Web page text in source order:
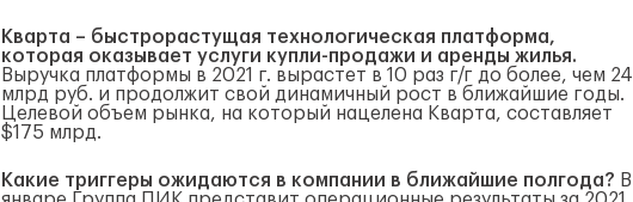
Кварта – быстрорастущая технологическая платформа,
которая оказывает услуги купли-продажи и аренды жилья.
Выручка платформы в 2021 г. вырастет в 10 раз г/г до более, чем 24
млрд руб. и продолжит свой динамичный рост в ближайшие годы.
Целевой объем рынка, на который нацелена Кварта, составляет
$175 млрд.
Какие триггеры ожидаются в компании в ближайшие полгода? В